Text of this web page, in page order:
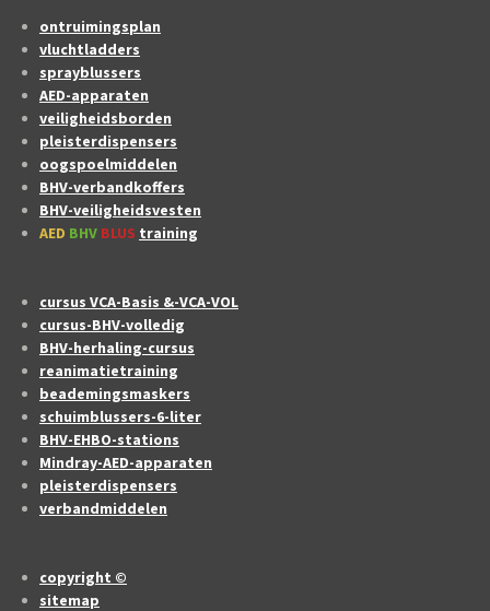
ontruimingsplan
vluchtladders
sprayblussers
AED-apparaten
veiligheidsborden
pleisterdispensers
oogspoelmiddelen
BHV-verbandkoffers
BHV-veiligheidsvesten
AED BHV BLUS training
cursus VCA-Basis &-VCA-VOL
cursus-BHV-volledig
BHV-herhaling-cursus
reanimatietraining
beademingsmaskers
schuimblussers-6-liter
BHV-EHBO-stations
Mindray-AED-apparaten
pleisterdispensers
verbandmiddelen
copyright ©
sitemap